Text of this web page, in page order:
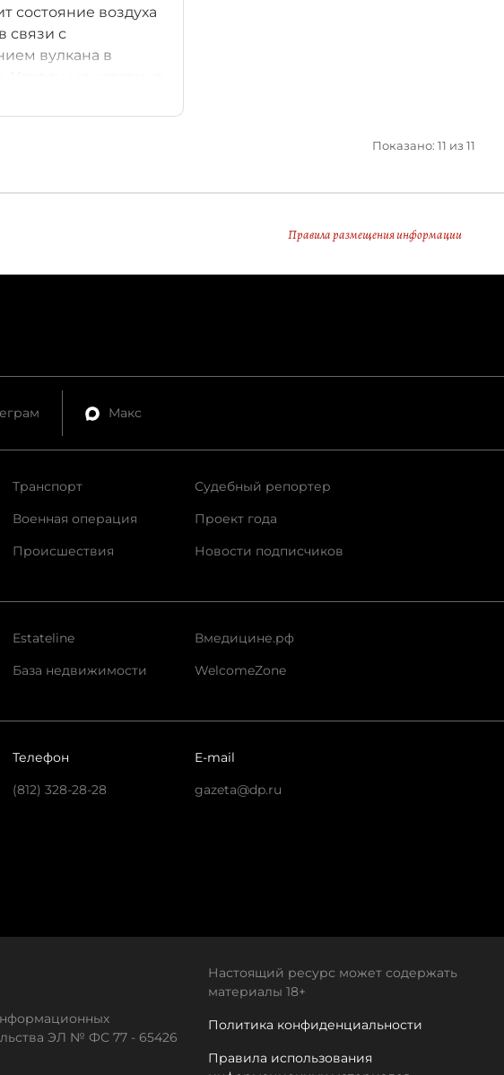
состояние воздуха
связи с
вулкана в
Усилен мониторинг
воздуха на
ведомства.
Показано: 11 из 11
Правила размещения информации
Макс
Транспорт
Военная операция
Происшествия
Судебный репортер
Проект года
Новости подписчиков
Estateline
База недвижимости
Вмедицине.рф
WelcomeZone
Телефон
(812) 328-28-28
E-mail
gazeta@dp.ru
ЭЛ № ФС 77 - 65426
Настоящий ресурс может содержать
материалы 18+
Политика конфиденциальности
Правила использования